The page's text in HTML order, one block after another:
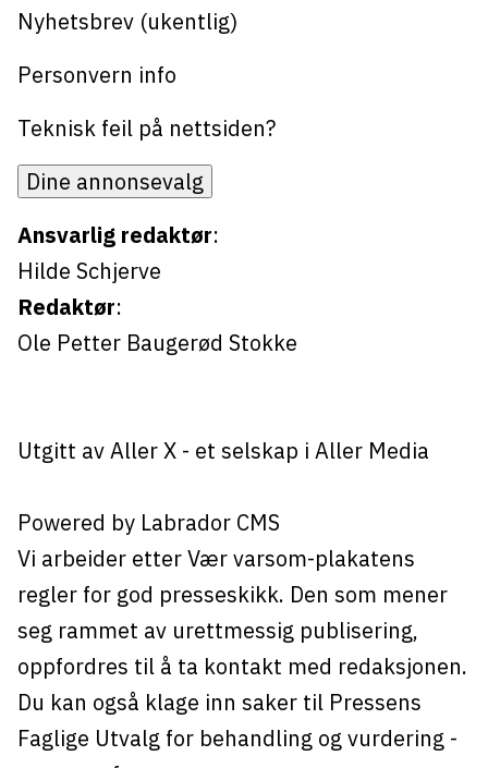
Nyhetsbrev (ukentlig)
Personvern info
Teknisk feil på nettsiden?
Dine annonsevalg
Ansvarlig redaktør:
Hilde Schjerve
Redaktør:
Ole Petter Baugerød Stokke
Utgitt av Aller X- et selskap i Aller Media
Powered by Labrador CMS
Vi arbeider etter Vær varsom-plakatens
regler for god presseskikk. Den som mener
seg rammet av urettmessig publisering,
oppfordres til å ta kontakt med redaksjonen.
Du kan også klage inn saker til Pressens
Faglige Utvalg for behandling og vurdering -